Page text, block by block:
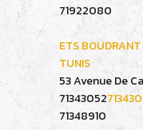
71922080
ETS BOUDRANT
TUNIS
53 Avenue De
71343052
71348910